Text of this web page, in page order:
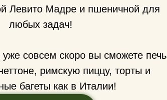
Левито Мадре и пшеничной для
любых задач!
совсем скоро вы сможете печь
римскую пиццу, торты и
багеты как в Италии!